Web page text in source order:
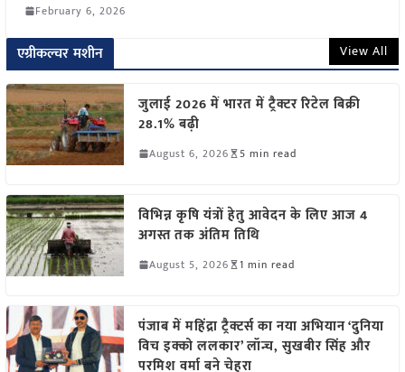
February 6, 2026
एग्रीकल्चर मशीन View All
जुलाई 2026 में भारत में ट्रैक्टर रिटेल बिक्री
28.1% बढ़ी
August 6, 2026 5 min read
विभिन्न कृषि यंत्रों हेतु आवेदन के लिए आज 4
अगस्त तक अंतिम तिथि
August 5, 2026 1 min read
पंजाब में महिंद्रा ट्रैक्टर्स का नया अभियान ‘दुनिया
विच इक्को ललकार’ लॉन्च, सुखबीर सिंह और
परमिश वर्मा बने चेहरा